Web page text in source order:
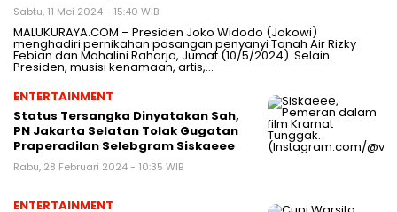
Sabtu, 11 Mei 2024 - 15:40 WIB
MALUKURAYA.COM – Presiden Joko Widodo (Jokowi)
menghadiri pernikahan pasangan penyanyi Tanah Air Rizky
Febian dan Mahalini Raharja, Jumat (10/5/2024). Selain
Presiden, musisi kenamaan, artis,…
ENTERTAINMENT
Status Tersangka Dinyatakan Sah,
PN Jakarta Selatan Tolak Gugatan
Praperadilan Selebgram Siskaeee
Rabu, 28 Februari 2024 - 10:35 WIB
ENTERTAINMENT